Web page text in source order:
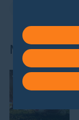
Mehr zur